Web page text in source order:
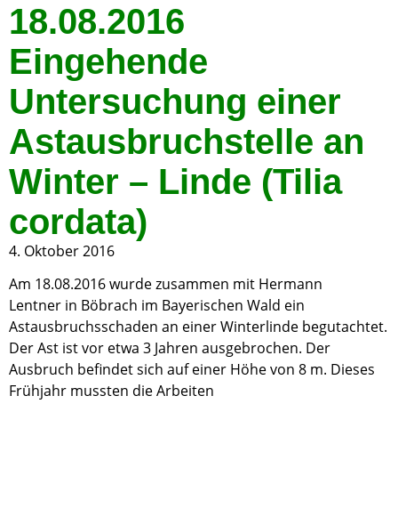
18.08.2016
Eingehende
Untersuchung einer
Astausbruchstelle an
Winter – Linde (Tilia
cordata)
4. Oktober 2016
Am 18.08.2016 wurde zusammen mit Hermann
Lentner in Böbrach im Bayerischen Wald ein
Astausbruchsschaden an einer Winterlinde begutachtet.
Der Ast ist vor etwa 3 Jahren ausgebrochen. Der
Ausbruch befindet sich auf einer Höhe von 8 m. Dieses
Frühjahr mussten die Arbeiten